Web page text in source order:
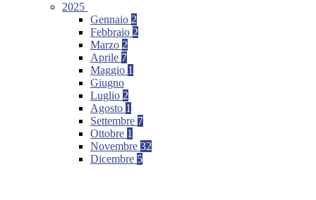
2025
Gennaio 2
Febbraio 2
Marzo 2
Aprile 7
Maggio 1
Giugno
Luglio 2
Agosto 1
Settembre 7
Ottobre 1
Novembre 32
Dicembre 5